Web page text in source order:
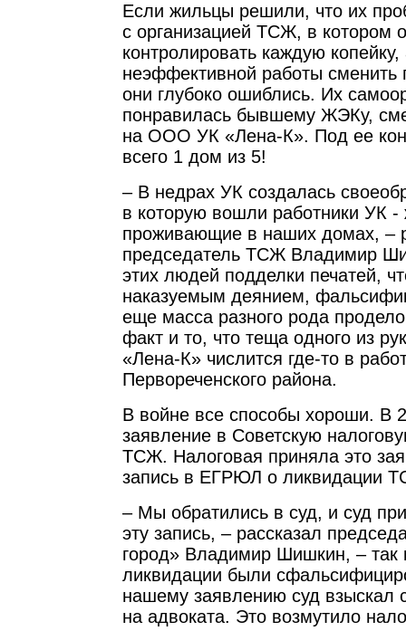
Если жильцы решили, что их
с организацией ТСЖ, в котором
контролировать каждую
неэффективной работы сменить
они глубоко ошиблись. Их
понравилась бывшему ЖЭКу,
на ООО УК «Лена-К». Под ее
всего 1 дом из 5!
– В недрах УК создалась
в которую вошли работники УК
проживающие в наших домах, –
председатель ТСЖ Владимир
этих людей подделки печатей,
наказуемым деянием,
еще масса разного рода
факт и то, что теща одного из
«Лена-К» числится где-то в
Первореченского района.
В войне все способы хороши. В
заявление в Советскую
ТСЖ. Налоговая приняла это
запись в ЕГРЮЛ о ликвидации
– Мы обратились в суд, и суд
эту запись, – рассказал
город» Владимир Шишкин, – так
ликвидации были
нашему заявлению суд взыскал
на адвоката. Это возмутило